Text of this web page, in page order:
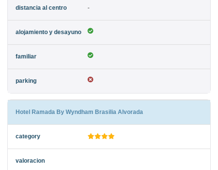
-
Hotel Ramada By Wyndham Brasilia Alvorada